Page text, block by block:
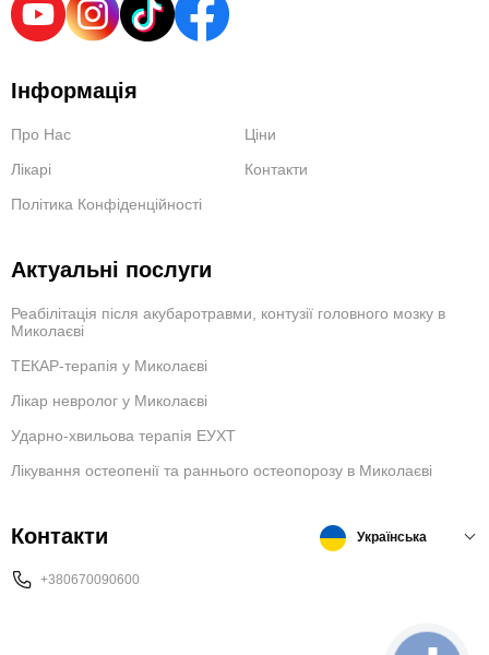
Інформація
Про Нас
Ціни
Лікарі
Контакти
Політика Конфіденційності
Актуальні послуги
Реабілітація після акубаротравми, контузії головного мозку в
Миколаєві
ТЕКАР-терапія у Миколаєві
Лікар невролог у Миколаєві
Ударно-хвильова терапія ЕУХТ
Лікування остеопенії та раннього остеопорозу в Миколаєві
Контакти
+380670090600
Українська